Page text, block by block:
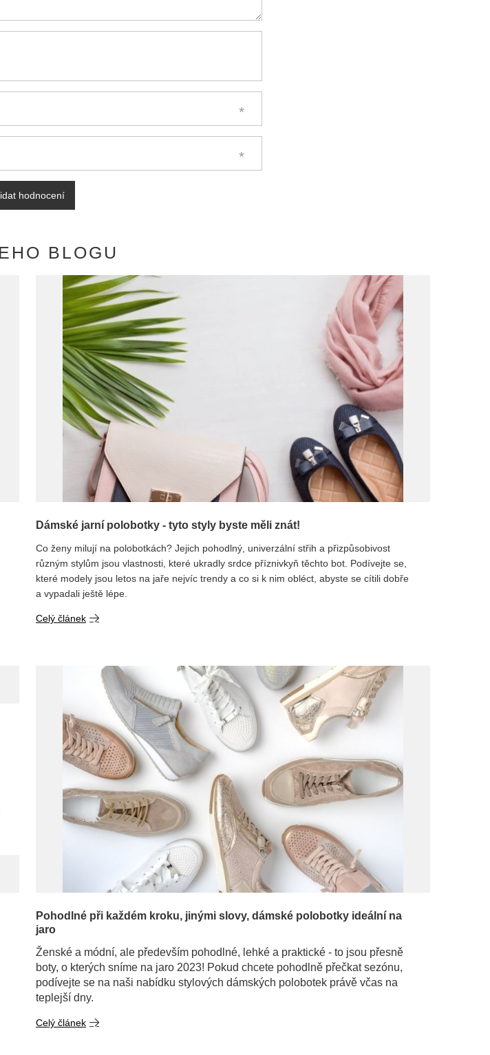
hodnocení
BLOGU
Dámské jarní polobotky - tyto styly byste měli znát!
Co ženy milují na polobotkách? Jejich pohodlný, univerzální střih a přizpůsobivost
různým stylům jsou vlastnosti, které ukradly srdce příznivkyň těchto bot. Podívejte se,
které modely jsou letos na jaře nejvíc trendy a co si k nim obléct, abyste se cítili dobře
a vypadali ještě lépe.
Celý článek
Pohodlné při každém kroku, jinými slovy, dámské polobotky ideální na
jaro
Ženské a módní, ale především pohodlné, lehké a praktické - to jsou přesně
boty, o kterých sníme na jaro 2023! Pokud chcete pohodlně přečkat sezónu,
podívejte se na naši nabídku stylových dámských polobotek právě včas na
teplejší dny.
Celý článek